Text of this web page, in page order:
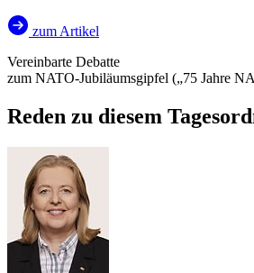
zum Artikel
Vereinbarte Debatte
zum NATO-Jubiläumsgipfel („75 Jahre
Reden zu diesem